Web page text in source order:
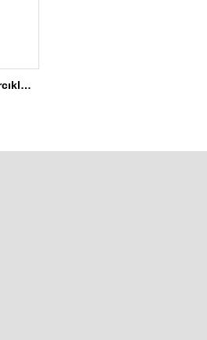
TOBB Başkanı Hisarcıklıoğlu MEÜ’yi Ziyaret Etti